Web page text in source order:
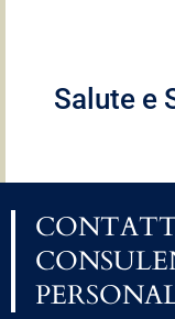
Salute e